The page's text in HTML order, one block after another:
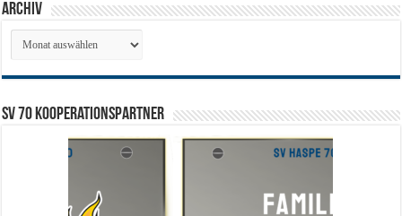
Archiv
Archiv
SV 70 Kooperationspartner